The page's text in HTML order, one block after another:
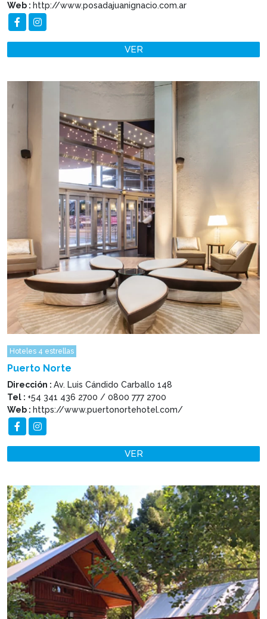
Web : http://www.posadajuanignacio.com.ar
VER
Hoteles 4 estrellas
Puerto Norte
Dirección : Av. Luis Cándido Carballo 148
Tel : +54 341 436 2700 / 0800 777 2700
Web : https://www.puertonortehotel.com/
VER